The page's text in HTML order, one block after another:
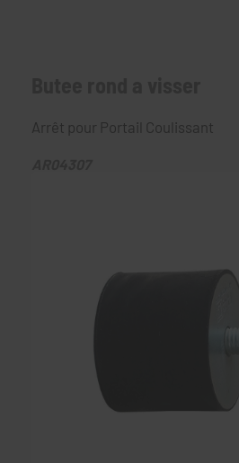
Arrêt pour Portail Coulissant